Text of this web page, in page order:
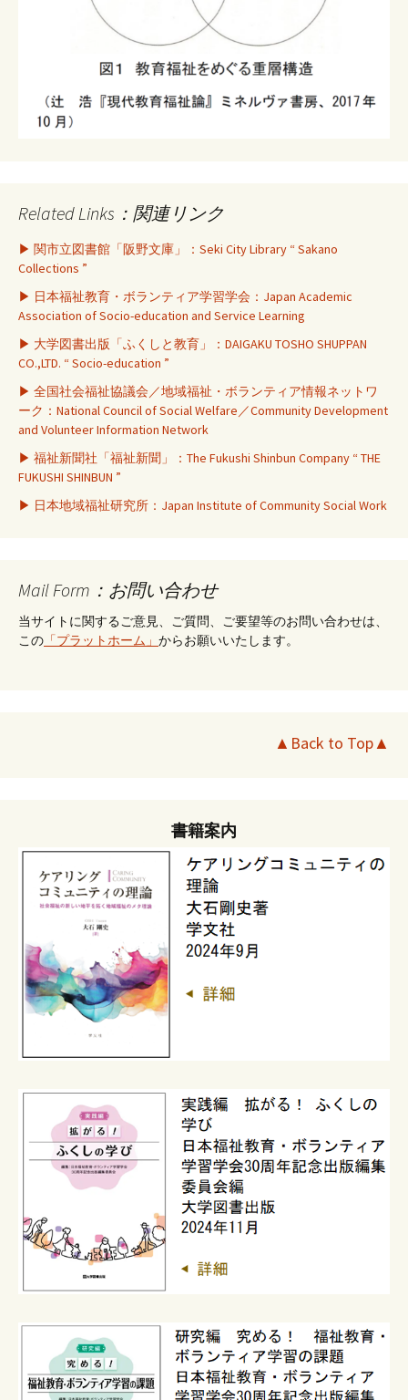
Related Links：関連リンク
▶ 関市立図書館「阪野文庫」：Seki City Library “ Sakano
Collections ”
▶ 日本福祉教育・ボランティア学習学会：Japan Academic
Association of Socio-education and Service Learning
▶ 大学図書出版「ふくしと教育」：DAIGAKU TOSHO SHUPPAN
CO.,LTD. “ Socio-education ”
▶ 全国社会福祉協議会／地域福祉・ボランティア情報ネットワ
ーク：National Council of Social Welfare／Community Development
and Volunteer Information Network
▶ 福祉新聞社「福祉新聞」：The Fukushi Shinbun Company “ THE
FUKUSHI SHINBUN ”
▶ 日本地域福祉研究所：Japan Institute of Community Social Work
Mail Form：お問い合わせ
当サイトに関するご意見、ご質問、ご要望等のお問い合わせは、
この 「プラットホーム」 からお願いいたします。
▲Back to Top▲
書籍案内